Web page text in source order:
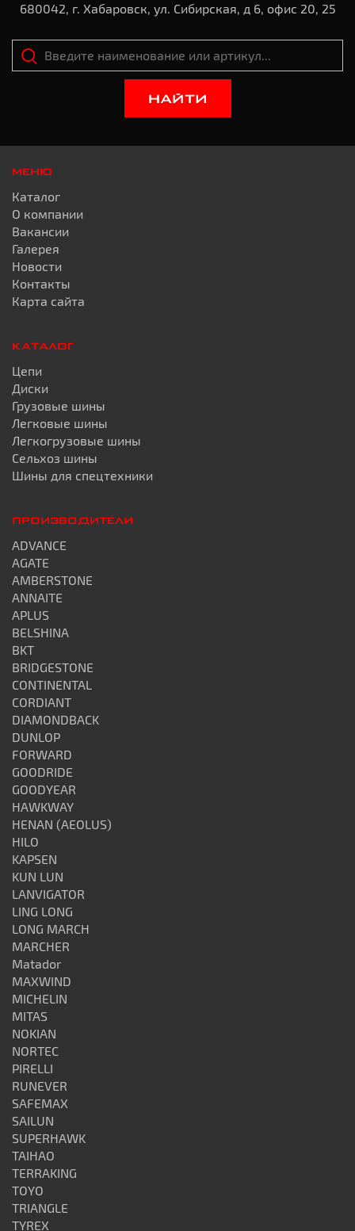
680042, г. Хабаровск, ул. Сибирская, д 6, офис 20, 25
НАЙТИ
МЕНЮ
Каталог
О компании
Вакансии
Галерея
Новости
Контакты
Карта сайта
КАТАЛОГ
Цепи
Диски
Грузовые шины
Легковые шины
Легкогрузовые шины
Сельхоз шины
Шины для спецтехники
ПРОИЗВОДИТЕЛИ
ADVANCE
AGATE
AMBERSTONE
ANNAITE
APLUS
BELSHINA
BKT
BRIDGESTONE
CONTINENTAL
CORDIANT
DIAMONDBACK
DUNLOP
FORWARD
GOODRIDE
GOODYEAR
HAWKWAY
HENAN (AEOLUS)
HILO
KAPSEN
KUN LUN
LANVIGATOR
LING LONG
LONG MARCH
MARCHER
Matador
MAXWIND
MICHELIN
MITAS
NOKIAN
NORTEC
PIRELLI
RUNEVER
SAFEMAX
SAILUN
SUPERHAWK
TAIHAO
TERRAKING
TOYO
TRIANGLE
TYREX